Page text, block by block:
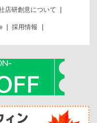
店研創意について
採用情報